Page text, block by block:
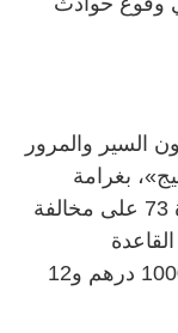
المادة 20 من قانون السير والمرور
بغرامة
2000 درهم و12 نقطة مرورية، والمادة 73 على مخالفة
(الشاصي) من دون ترخيص»، بغرامة 1000 درهم و12